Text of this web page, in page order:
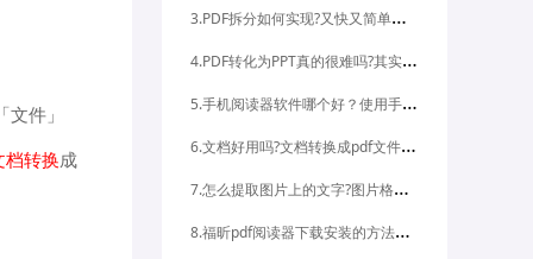
件」
档转换成
3
.PDF拆分如何实现?又快又简单的教程来啦
4
.PDF转化为PPT真的很难吗?其实很简单
5
.手机阅读器软件哪个好？使用手机阅读器软件该怎么编辑pdf文件？
6
.文档好用吗?文档转换成pdf文件的步骤是什么?
7
.怎么提取图片上的文字?图片格式中最清晰的是哪一种?
8
.福昕pdf阅读器下载安装的方法是什么,福昕pdf阅读器有哪些功能